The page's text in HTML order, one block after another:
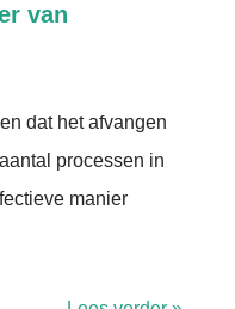
van
dat het afvangen
processen in
manier